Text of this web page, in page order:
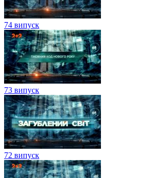
74 випуск
73 випуск
72 випуск